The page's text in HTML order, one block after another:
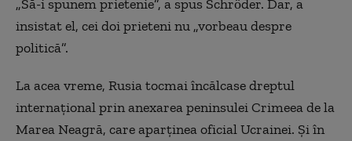
„Să-i spunem prietenie”, a spus Schröder. Dar, a
insistat el, cei doi prieteni nu „vorbeau despre
politică”.
La acea vreme, Rusia tocmai încălcase dreptul
internațional prin anexarea peninsulei Crimeea de la
Marea Neagră, care aparținea oficial Ucrainei. Și în